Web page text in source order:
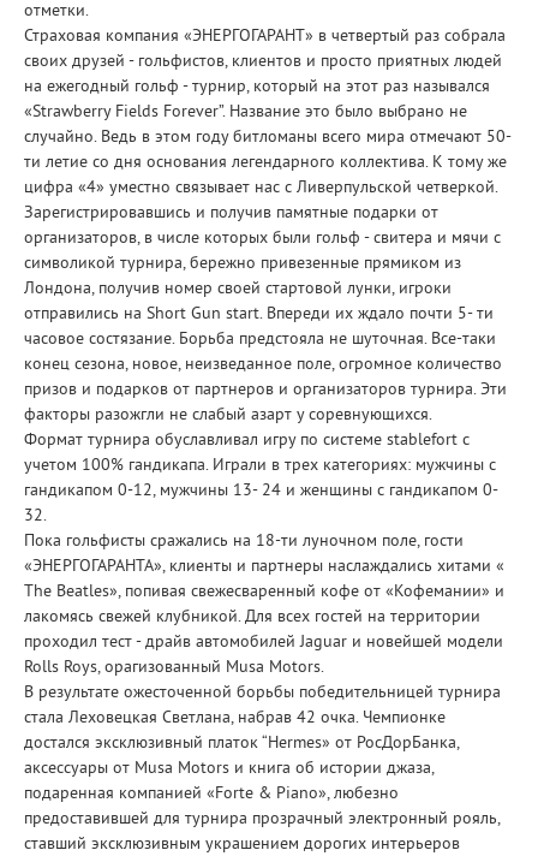
отметки.
Страховая компания «ЭНЕРГОГАРАНТ» в четвертый раз собрала
своих друзей - гольфистов, клиентов и просто приятных людей
на ежегодный гольф - турнир, который на этот раз назывался
«Strawberry Fields Forever”. Название это было выбрано не
случайно. Ведь в этом году битломаны всего мира отмечают 50-
ти летие со дня основания легендарного коллектива. К тому же
цифра «4» уместно связывает нас с Ливерпульской четверкой.
Зарегистрировавшись и получив памятные подарки от
организаторов, в числе которых были гольф - свитера и мячи с
символикой турнира, бережно привезенные прямиком из
Лондона, получив номер своей стартовой лунки, игроки
отправились на Short Gun start. Впереди их ждало почти 5- ти
часовое состязание. Борьба предстояла не шуточная. Все-таки
конец сезона, новое, неизведанное поле, огромное количество
призов и подарков от партнеров и организаторов турнира. Эти
факторы разожгли не слабый азарт у соревнующихся.
Формат турнира обуславливал игру по системе stablefort c
учетом 100% гандикапа. Играли в трех категориях: мужчины с
гандикапом 0-12, мужчины 13- 24 и женщины с гандикапом 0-
32.
Пока гольфисты сражались на 18-ти луночном поле, гости
«ЭНЕРГОГАРАНТА», клиенты и партнеры наслаждались хитами «
The Beatles», попивая свежесваренный кофе от «Кофемании» и
лакомясь свежей клубникой. Для всех гостей на территории
проходил тест - драйв автомобилей Jaguar и новейшей модели
Rolls Roys, орагизованный Musa Motors.
В результате ожесточенной борьбы победительницей турнира
стала Леховецкая Светлана, набрав 42 очка. Чемпионке
достался эксклюзивный платок “Hermes» от РосДорБанка,
аксессуары от Musa Motors и книга об истории джаза,
подаренная компанией «Forte & Piano», любезно
предоставившей для турнира прозрачный электронный рояль,
ставший эксклюзивным украшением дорогих интерьеров